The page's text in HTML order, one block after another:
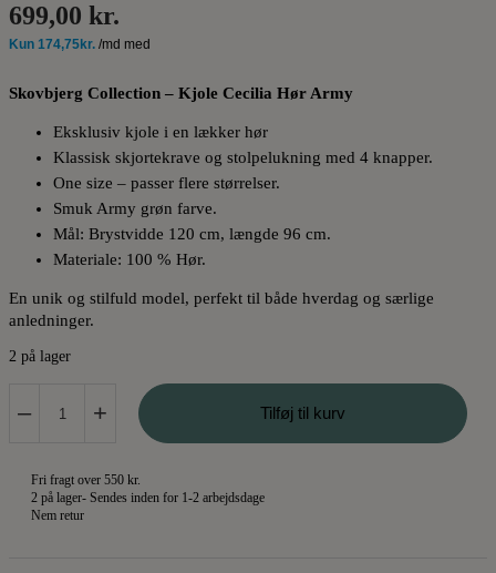
699,00 kr.
Skovbjerg Collection – Kjole Cecilia Hør Army
Eksklusiv kjole i en lækker hør
Klassisk skjortekrave og stolpelukning med 4 knapper.
One size – passer flere størrelser.
Smuk Army grøn farve.
Mål: Brystvidde 120 cm, længde 96 cm.
Materiale: 100 % Hør.
En unik og stilfuld model, perfekt til både hverdag og særlige
anledninger.
2 på lager
–
Collection
Hør
Army
+ Tilføj til kurv
Fri fragt over 550 kr.
2 på lager- Sendes inden for 1-2 arbejdsdage
Nem retur